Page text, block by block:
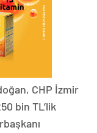
CHP İzmir
bin TL’lik